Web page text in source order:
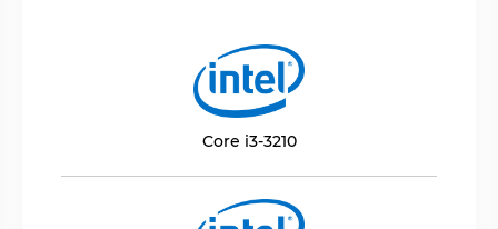
Core i3-3210